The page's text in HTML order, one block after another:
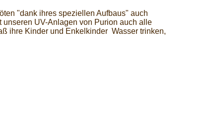
"dank ihres speziellen Aufbaus" auch
UV-Anlagen von Purion auch alle
ihre Kinder und Enkelkinder Wasser trinken,